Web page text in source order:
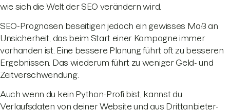
wie sich die Welt der SEO verändern wird.
SEO-Prognosen beseitigen jedoch ein gewisses Maß an
Unsicherheit, das beim Start einer Kampagne immer
vorhanden ist. Eine bessere Planung führt oft zu besseren
Ergebnissen. Das wiederum führt zu weniger Geld- und
Zeitverschwendung.
Auch wenn du kein Python-Profi bist, kannst du
Verlaufsdaten von deiner Website und aus Drittanbieter-